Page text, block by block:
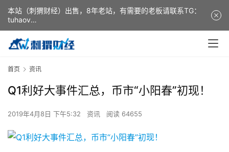
首页 资讯
Q1利好大事件汇总，币市“小阳春”初现！
2019年4月8日 下午5:32 资讯 阅读 64655
本站（刺猬财经）出售，8年老站，有需要的老板请联系TG：
tuhaov
This website (ciweicaijing) is for sale. It is a 8-year-old
website. If you need it, please contact TG: tuhaov